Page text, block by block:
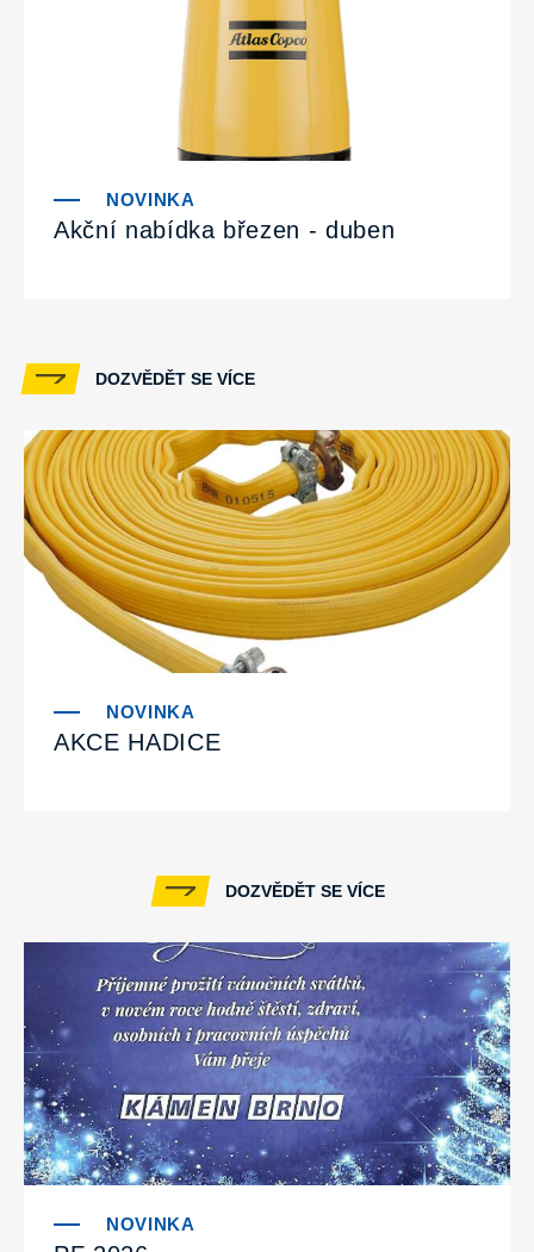
Akční nabídka březen - duben
DOZVĚDĚT SE VÍCE
AKCE HADICE
DOZVĚDĚT SE VÍCE